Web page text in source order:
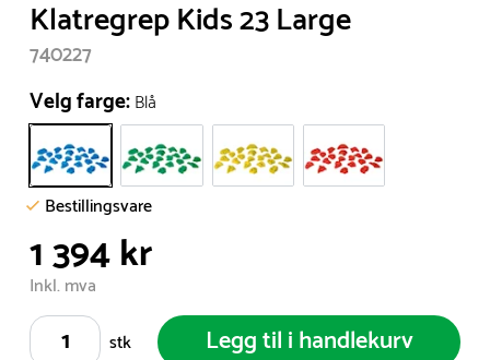
1
of
1
Klatregrep Kids 23 Large
740227
Velg farge:Blå
Bestillingsvare
1 394 kr
Inkl. mva
stk
Legg til i handlekurv